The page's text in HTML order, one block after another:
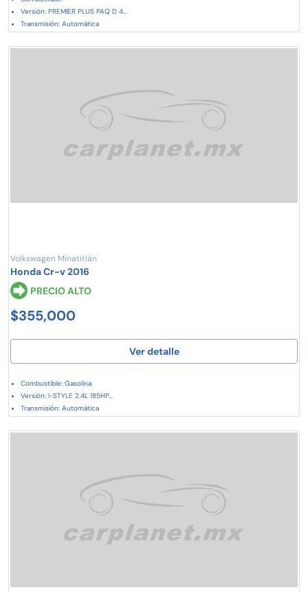
Versión: PREMIER PLUS PAQ D 4...
Transmisión: Automática
Volkswagen Minatitlán
Honda Cr-v 2016
PRECIO ALTO
$355,000
Ver detalle
Combustible: Gasolina
Versión: I-STYLE 2.4L 185HP...
Transmisión: Automática